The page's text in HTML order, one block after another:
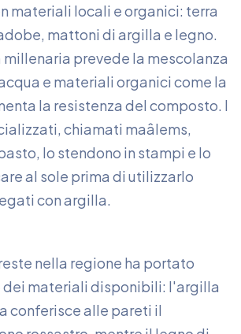
materiali locali e organici: terra
mattoni di argilla e legno.
prevede la mescolanza
e materiali organici come la
la resistenza del composto. I
chiamati maâlems,
lo stendono in stampi e lo
al sole prima di utilizzarlo
con argilla.
nella regione ha portato
dei materiali disponibili: l'argilla
conferisce alle pareti il